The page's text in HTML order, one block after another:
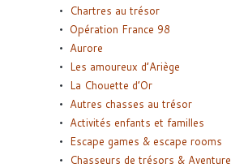
Chartres au trésor
Opération France 98
Aurore
Les amoureux d’Ariège
La Chouette d’Or
Autres chasses au trésor
Activités enfants et familles
Escape games & escape rooms
Chasseurs de trésors & Aventure